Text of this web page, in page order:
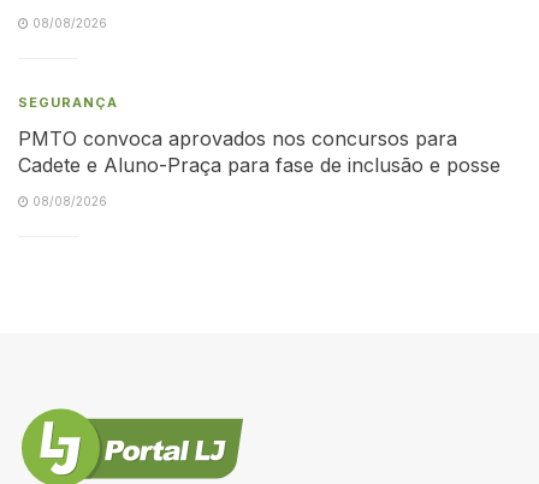
08/08/2026
SEGURANÇA
PMTO convoca aprovados nos concursos para
Cadete e Aluno-Praça para fase de inclusão e posse
08/08/2026